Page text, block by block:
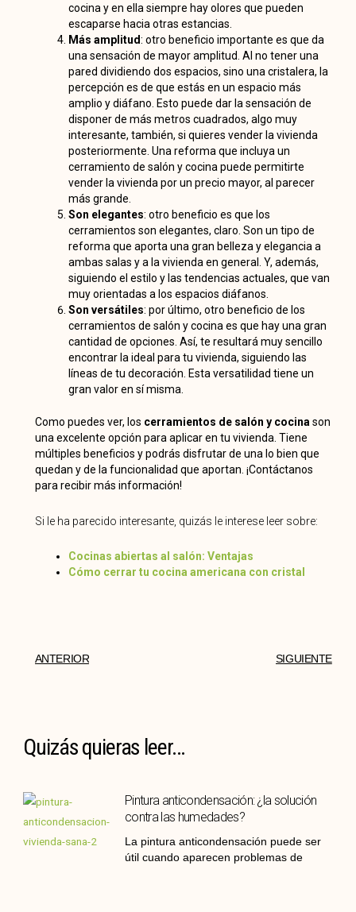
cocina y en ella siempre hay olores que pueden
escaparse hacia otras estancias.
Más amplitud: otro beneficio importante es que da
una sensación de mayor amplitud. Al no tener una
pared dividiendo dos espacios, sino una cristalera, la
percepción es de que estás en un espacio más
amplio y diáfano. Esto puede dar la sensación de
disponer de más metros cuadrados, algo muy
interesante, también, si quieres vender la vivienda
posteriormente. Una reforma que incluya un
cerramiento de salón y cocina puede permitirte
vender la vivienda por un precio mayor, al parecer
más grande.
Son elegantes: otro beneficio es que los
cerramientos son elegantes, claro. Son un tipo de
reforma que aporta una gran belleza y elegancia a
ambas salas y a la vivienda en general. Y, además,
siguiendo el estilo y las tendencias actuales, que van
muy orientadas a los espacios diáfanos.
Son versátiles: por último, otro beneficio de los
cerramientos de salón y cocina es que hay una gran
cantidad de opciones. Así, te resultará muy sencillo
encontrar la ideal para tu vivienda, siguiendo las
líneas de tu decoración. Esta versatilidad tiene un
gran valor en sí misma.
Como puedes ver, los cerramientos de salón y cocinason
una excelente opción para aplicar en tu vivienda. Tiene
múltiples beneficios y podrás disfrutar de una lo bien que
quedan y de la funcionalidad que aportan. ¡Contáctanos
para recibir más información!
Si le ha parecido interesante, quizás le interese leer sobre:
Cocinas abiertas al salón: Ventajas
Cómo cerrar tu cocina americana con cristal
ANTERIOR SIGUIENTE
Quizás quieras leer...
Pintura anticondensación: ¿la solución
contra las humedades?
La pintura anticondensación puede ser
útil cuando aparecen problemas de